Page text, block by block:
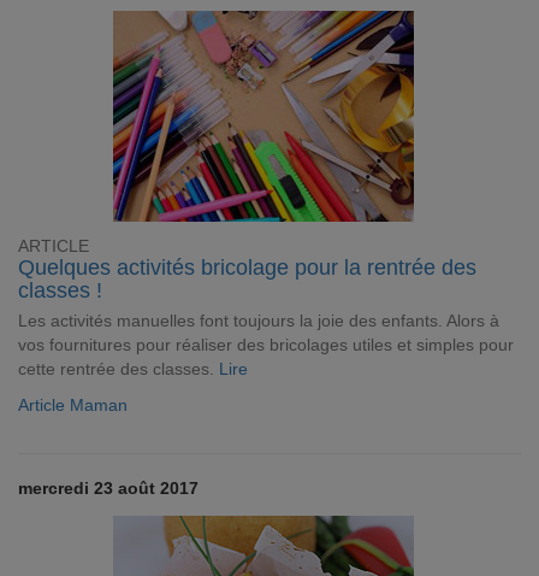
ARTICLE
Quelques activités bricolage pour la rentrée des
classes !
Les activités manuelles font toujours la joie des enfants. Alors à
vos fournitures pour réaliser des bricolages utiles et simples pour
cette rentrée des classes. Lire
Article Maman
mercredi 23 août 2017